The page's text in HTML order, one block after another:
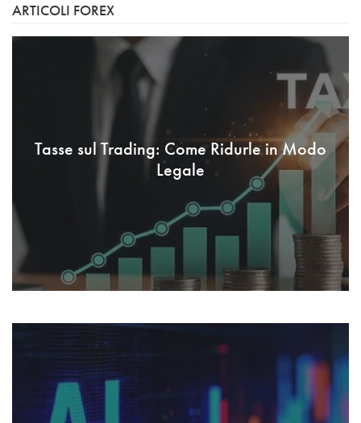
ARTICOLI FOREX
Tasse sul Trading: Come Ridurle in Modo
Legale